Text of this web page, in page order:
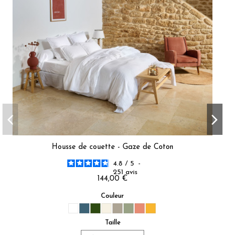
Housse de couette - Gaze de Coton
4.8 / 5
-
251 avis
144,00 €
Couleur
Taille